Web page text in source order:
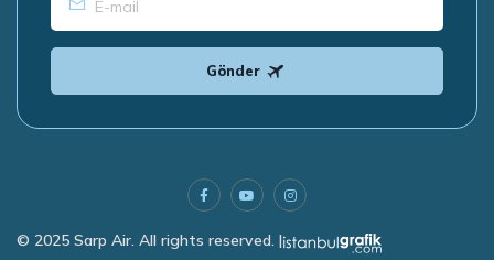
Gönder
© 2025 Sarp Air. All rights reserved. |